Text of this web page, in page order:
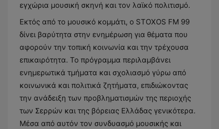
εγχώρια μουσική σκηνή και τον λαϊκό πολιτισμό.
Εκτός από το μουσικό κομμάτι, ο STOXOS FM 99
δίνει βαρύτητα στην ενημέρωση για θέματα που
αφορούν την τοπική κοινωνία και την τρέχουσα
επικαιρότητα. Το πρόγραμμα περιλαμβάνει
ενημερωτικά τμήματα και σχολιασμό γύρω από
κοινωνικά και πολιτικά ζητήματα, επιδιώκοντας
την ανάδειξη των προβληματισμών της περιοχής
των Σερρών και της βόρειας Ελλάδας γενικότερα.
Μέσα από αυτόν τον συνδυασμό μουσικής και